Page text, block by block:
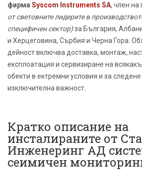
фирма Syscom Instruments SA, член на
от световните лидерите в
специфичен сектор)за България,
и Херцеговина, Сърбия и Черна Гора.
дейност включва доставка, монтаж,
експлоатация и сервизиране на
обекти в ектремни условия и за
изключителна важност.
Кратко описание на
инсталираните от
Инженеринг АД
сеимичен